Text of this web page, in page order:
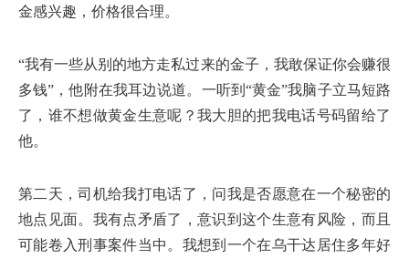
金感兴趣，价格很合理。
“我有一些从别的地方走私过来的金子，我敢保证你会赚很
多钱”，他附在我耳边说道。一听到“黄金”我脑子立马短路
了，谁不想做黄金生意呢？我大胆的把我电话号码留给了
他。
第二天，司机给我打电话了，问我是否愿意在一个秘密的
地点见面。我有点矛盾了，意识到这个生意有风险，而且
可能卷入刑事案件当中。我想到一个在乌干达居住多年好